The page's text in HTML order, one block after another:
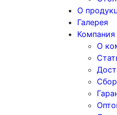
О
Галерея
Компания
О